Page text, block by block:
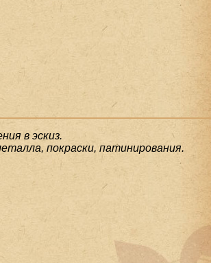
в эскиз.
покраски, патинирования.